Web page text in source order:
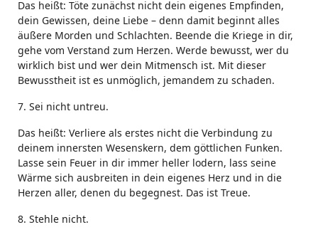
Das heißt: Töte zunächst nicht dein eigenes Empfinden,
dein Gewissen, deine Liebe – denn damit beginnt alles
äußere Morden und Schlachten. Beende die Kriege in dir,
gehe vom Verstand zum Herzen. Werde bewusst, wer du
wirklich bist und wer dein Mitmensch ist. Mit dieser
Bewusstheit ist es unmöglich, jemandem zu schaden.
7. Sei nicht untreu.
Das heißt: Verliere als erstes nicht die Verbindung zu
deinem innersten Wesenskern, dem göttlichen Funken.
Lasse sein Feuer in dir immer heller lodern, lass seine
Wärme sich ausbreiten in dein eigenes Herz und in die
Herzen aller, denen du begegnest. Das ist Treue.
8. Stehle nicht.